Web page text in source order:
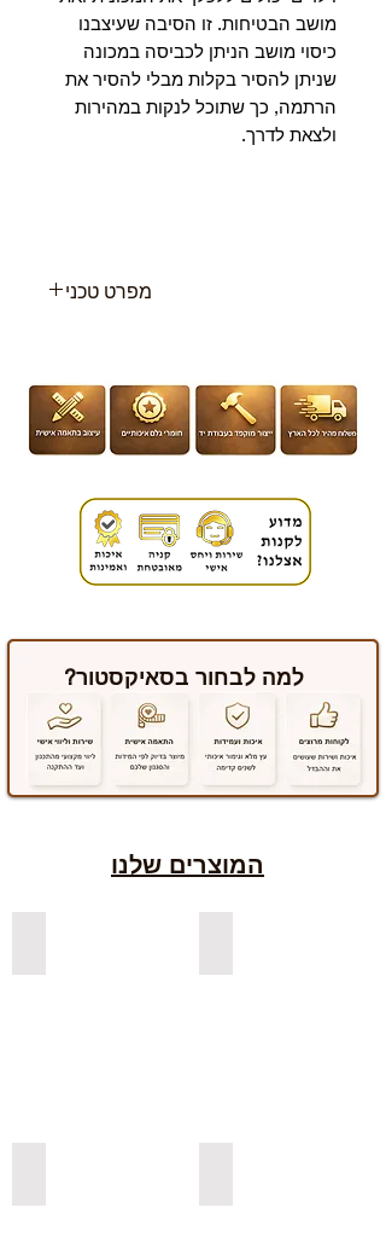
מושב הבטיחות. זו הסיבה שעיצבנו
כיסוי מושב הניתן לכביסה במכונה
שניתן להסיר בקלות מבלי להסיר את
הרתמה, כך שתוכל לנקות במהירות
ולצאת לדרך.
מפרט טכני
ממשקל 15-36 ק"ג
גובה ילד 100-150 ס"מ
משקל הכסא : 6.7 ק"ג
למה לבחור בסאיקסטור?
המוצרים שלנו